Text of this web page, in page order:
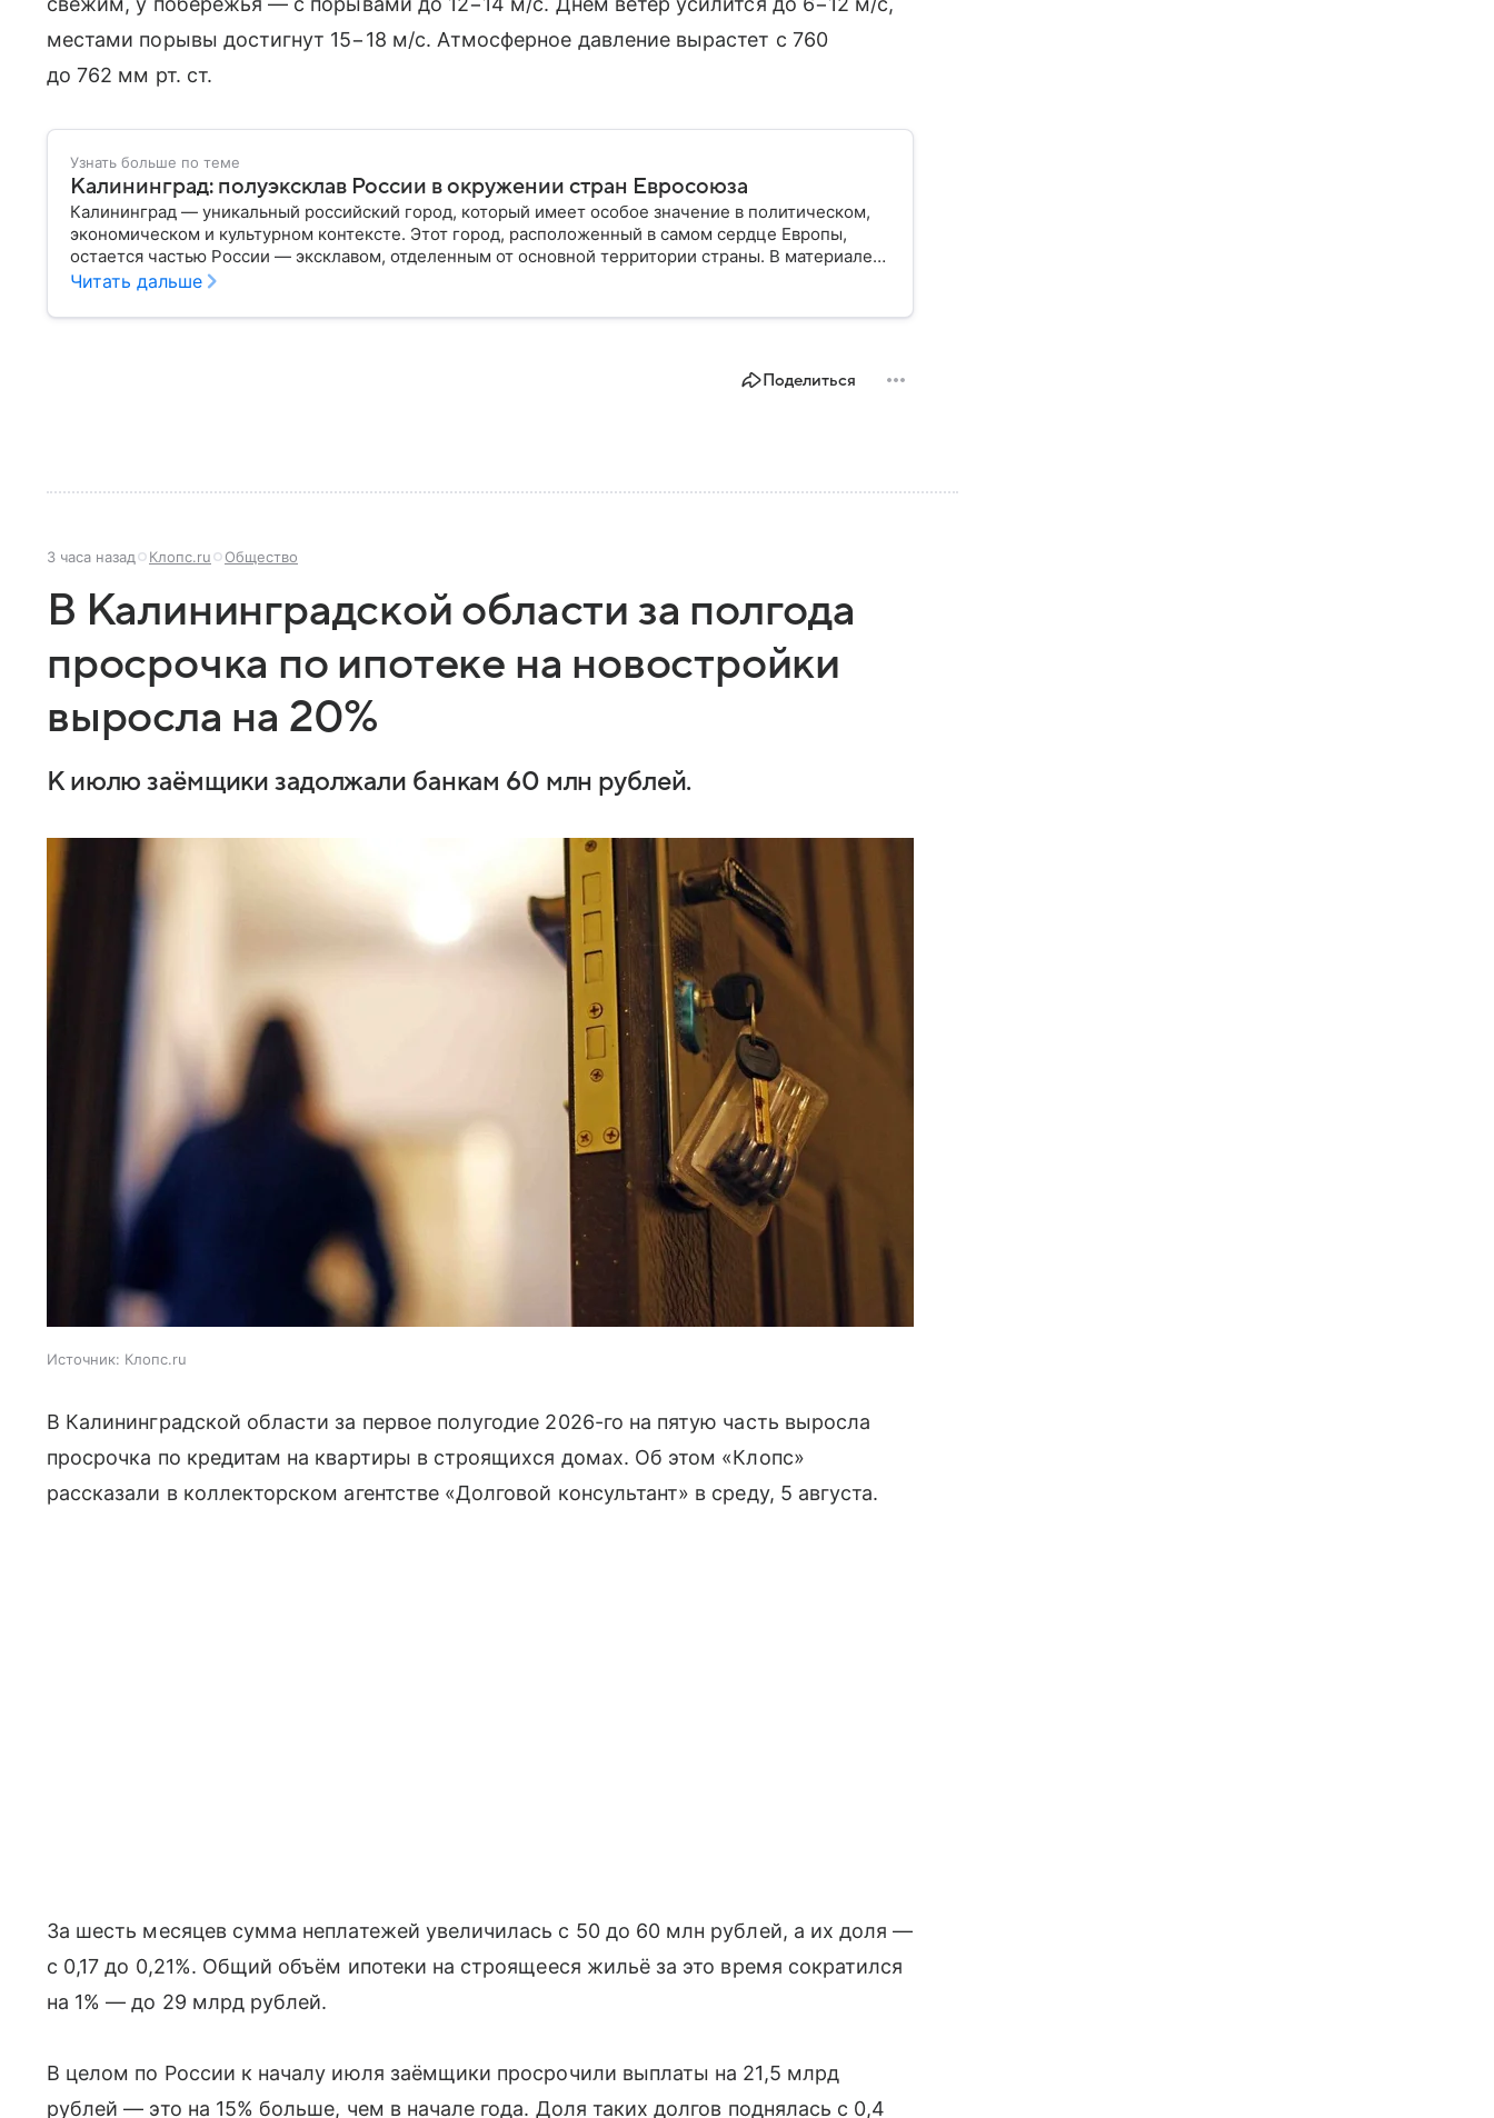
местами порывы достигнут 15−18 м/с. Атмосферное давление вырастет с 760
до 762 мм рт. ст.
Узнать больше по теме
Калининград: полуэксклав России в окружении стран Евросоюза
Калининград — уникальный российский город, который имеет особое значение в политическом,
экономическом и культурном контексте. Этот город, расположенный в самом сердце Европы,
остается частью России — эксклавом, отделенным от основной территории страны. В материале
— главное об этом населенном пункте.
Читать дальше
Поделиться
3 часа назад Клопс.ru Общество
В Калининградской области за полгода
просрочка по ипотеке на новостройки
выросла на 20%
К июлю заёмщики задолжали банкам 60 млн рублей.
Источник: Клопс.ru
В Калининградской области за первое полугодие 2026-го на пятую часть выросла
просрочка по кредитам на квартиры в строящихся домах. Об этом «Клопс»
рассказали в коллекторском агентстве «Долговой консультант» в среду, 5 августа.
За шесть месяцев сумма неплатежей увеличилась с 50 до 60 млн рублей, а их доля —
с 0,17 до 0,21%. Общий объём ипотеки на строящееся жильё за это время сократился
на 1% — до 29 млрд рублей.
В целом по России к началу июля заёмщики просрочили выплаты на 21,5 млрд
рублей — это на 15% больше, чем в начале года. Доля таких долгов поднялась с 0,4